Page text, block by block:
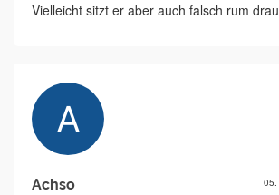
Vielleicht sitzt er aber auch falsch rum
Achso 05.